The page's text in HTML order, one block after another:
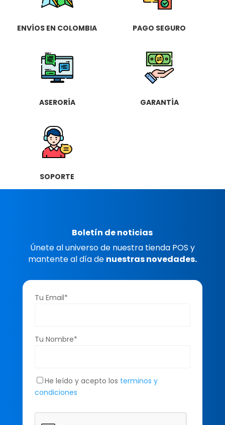
ENVÍOS EN COLOMBIA PAGO SEGURO
ASERORÍA GARANTÍA
SOPORTE
Boletín de noticias
Únete al universo de nuestra tienda POS y
mantente al día de nuestras novedades.
Tu Email*
Tu Nombre*
He leído y acepto los terminos y
condiciones